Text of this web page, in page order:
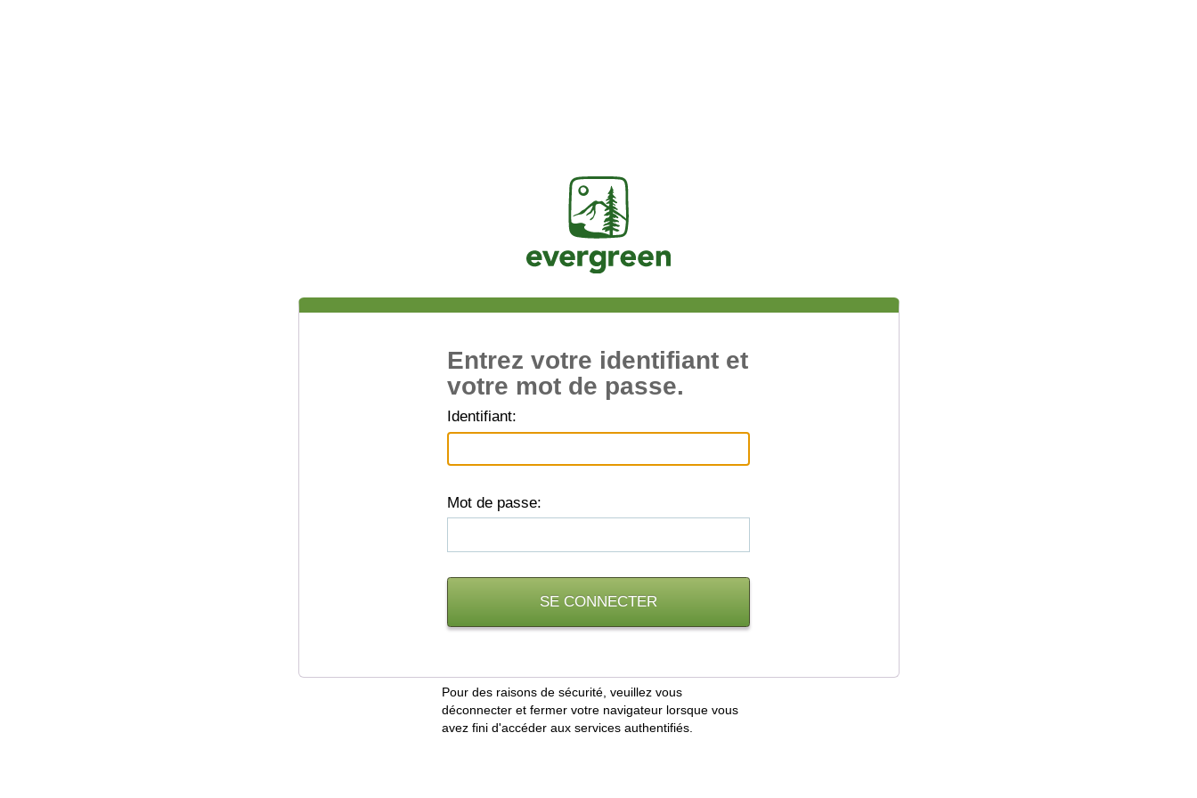
Jasig
Entrez votre identifiant et
votre mot de passe.
dentifiant:
Mot de passe:
Pour des raisons de sécurité, veuillez vous
déconnecter et fermer votre navigateur lorsque vous
avez fini d'accéder aux services authentifiés.